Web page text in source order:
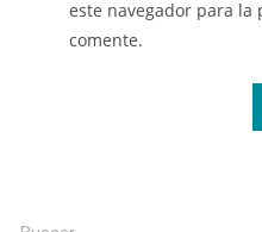
este navegador para la
comente.